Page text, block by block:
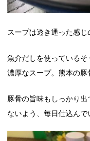
スープは透き通った感じ
魚介だしを使っている
濃厚なスープ。熊本の豚
豚骨の旨味もしっかり
ないよう、毎日仕込んで